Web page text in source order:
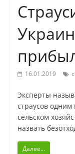
16.01.2019
Эксперты
страусов
сельском
назвать
Далее...